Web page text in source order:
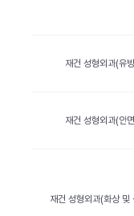
재건 성형외과(유
재건 성형외과(안
재건 성형외과(화상 및